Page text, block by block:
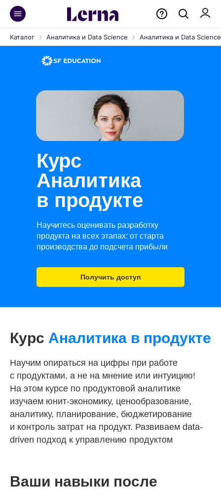
Каталог Аналитика и Data Science Аналитика и Data
Курс
Аналитика
в продукте
Научитесь оценивать разработку
продукта на всех этапах: от старта
производства до подсчета прибыли
Получить доступ
Курс Аналитика в продукте
Научим опираться на цифры при работе
с продуктами, а не на мнение или интуицию!
На этом курсе по продуктовой аналитике
изучаем юнит-экономику, ценообразование,
аналитику, планирование, бюджетирование
и контроль затрат на продукт. Развиваем data-
driven подход к управлению продуктом
Ваши навыки после